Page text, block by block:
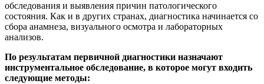
обследования и выявления причин патологического
состояния. Как и в других странах, диагностика начинается со
сбора анамнеза, визуального осмотра и лабораторных
анализов.
По результатам первичной диагностики назначают
инструментальное обследование, в которое могут входить
следующие методы: